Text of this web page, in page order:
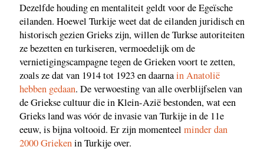
Dezelfde houding en mentaliteit geldt voor de Egeïsche
eilanden. Hoewel Turkije weet dat de eilanden juridisch en
historisch gezien Grieks zijn, willen de Turkse autoriteiten
ze bezetten en turkiseren, vermoedelijk om de
vernietigingscampagne tegen de Grieken voort te zetten,
zoals ze dat van 1914 tot 1923 en daarnain Anatolië
hebben gedaan. De verwoesting van alle overblijfselen van
de Griekse cultuur die in Klein-Azië bestonden, wat een
Grieks land was vóór de invasie van Turkije in de 11e
eeuw, is bijna voltooid. Er zijn momenteel minder dan
2000 Griekenin Turkije over.